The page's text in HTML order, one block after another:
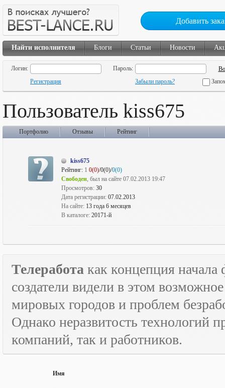
Добавить
Найти исполнителя Блоги Статьи Новости
Логин:
Пароль:
Регистрация
Забыли пароль?
Пользователь kiss675
Портфолио Отзывы Рейтинг
kiss675
Рейтинг: 1 0(0)/0(0)/0(0)
Свободен, был на сайте 07.02.2013 19:47
Просмотров: 30
Дата регистрации: 07.02.2013
На сайте: 13 года 6 месяцев
В каталоге: 20171-й
Телеработа как концепция начала
создатели видели в этом
мировых городов и проблем
Однако неразвитость технологий
компаний, так и работников.
Имя